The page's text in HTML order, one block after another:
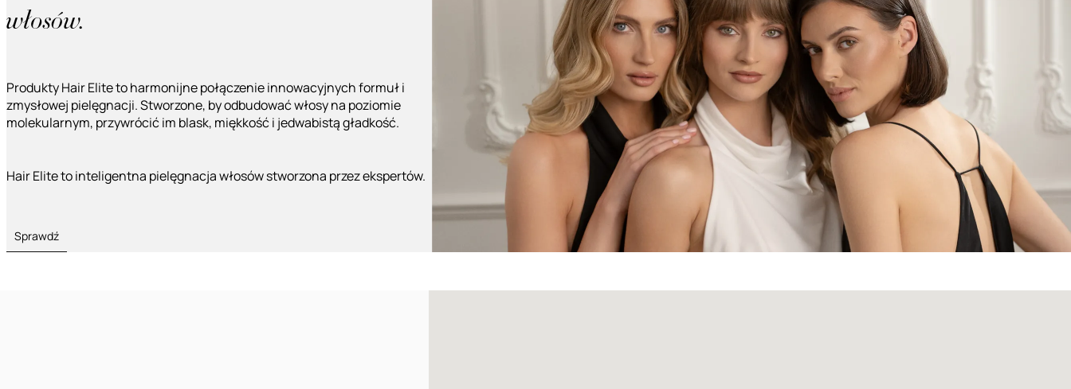
włosów.
Produkty Hair Elite to harmonijne połączenie innowacyjnych formuł i
zmysłowej pielęgnacji. Stworzone, by odbudować włosy na poziomie
molekularnym, przywrócić im blask, miękkość i jedwabistą gładkość.
Hair Elite to inteligentna pielęgnacja włosów stworzona przez ekspertów.
Sprawdź